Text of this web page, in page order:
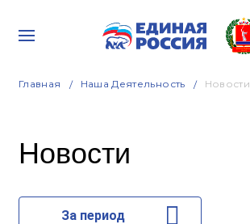
Главная Наша Деятельность Новости
Новости
За период